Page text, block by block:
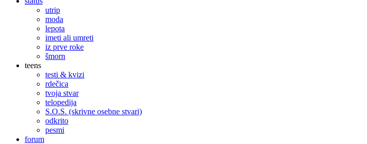
utrip
moda
lepota
imeti ali umreti
iz prve roke
šmorn
teens
testi & kvizi
rdečica
tvoja stvar
telopedija
S.O.S. (skrivne osebne stvari)
odkrito
pesmi
forum